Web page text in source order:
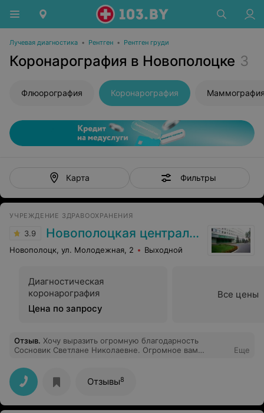
Лучевая диагностика • Рентген • Рентген груди
Коронарография в Новополоцке 3
Флюорография Коронарография
Карта Фильтры
УЧРЕЖДЕНИЕ ЗДРАВООХРАНЕНИЯ
3.9 Новополоцкая центральная городская больница
Новополоцк, ул. Молодежная, 2 Выходной
Диагностическая
коронарография
Цена по запросу
Все цены
Отзыв. Хочу выразить огромную благодарность
Сосновик Светлане Николаевне. Огромное вам
Еще
Отзывы8